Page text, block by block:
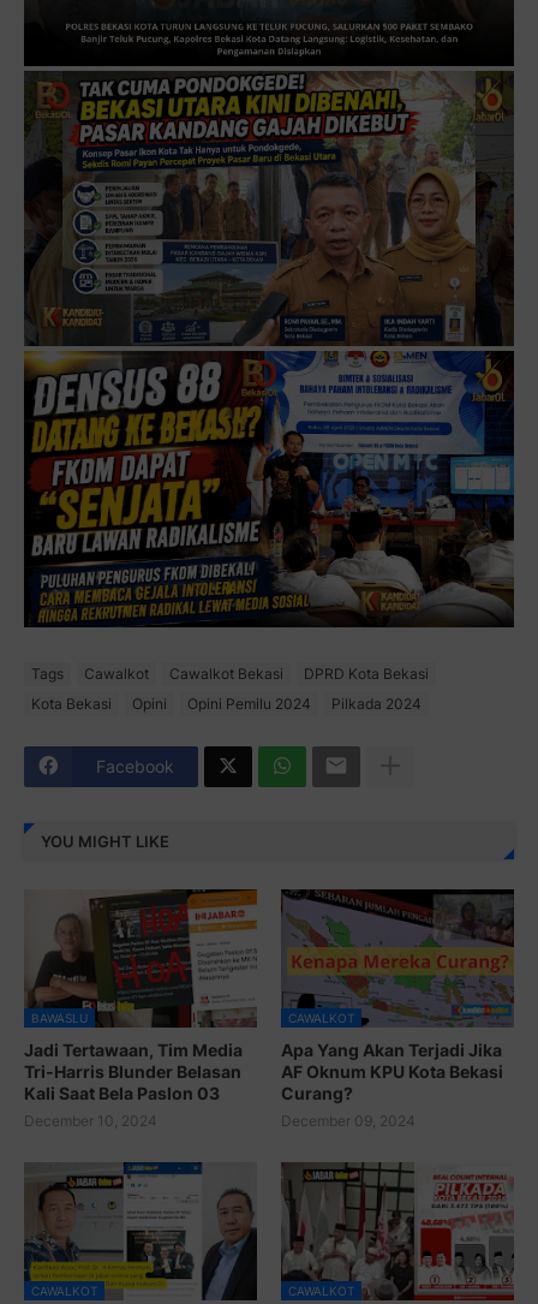
Tags Cawalkot Cawalkot Bekasi
DPRD Kota Bekasi
Kota Bekasi
Opini Opini Pemilu 2024 Pilkada 2024
Facebook
YOU MIGHT LIKE
BAWASLU
Jadi Tertawaan, Tim Media
Tri-Harris Blunder Belasan
Kali Saat Bela Paslon 03
December 10, 2024
CAWALKOT
Apa Yang Akan Terjadi Jika
AF Oknum KPU Kota Bekasi
Curang?
December 09, 2024
CAWALKOT CAWALKOT